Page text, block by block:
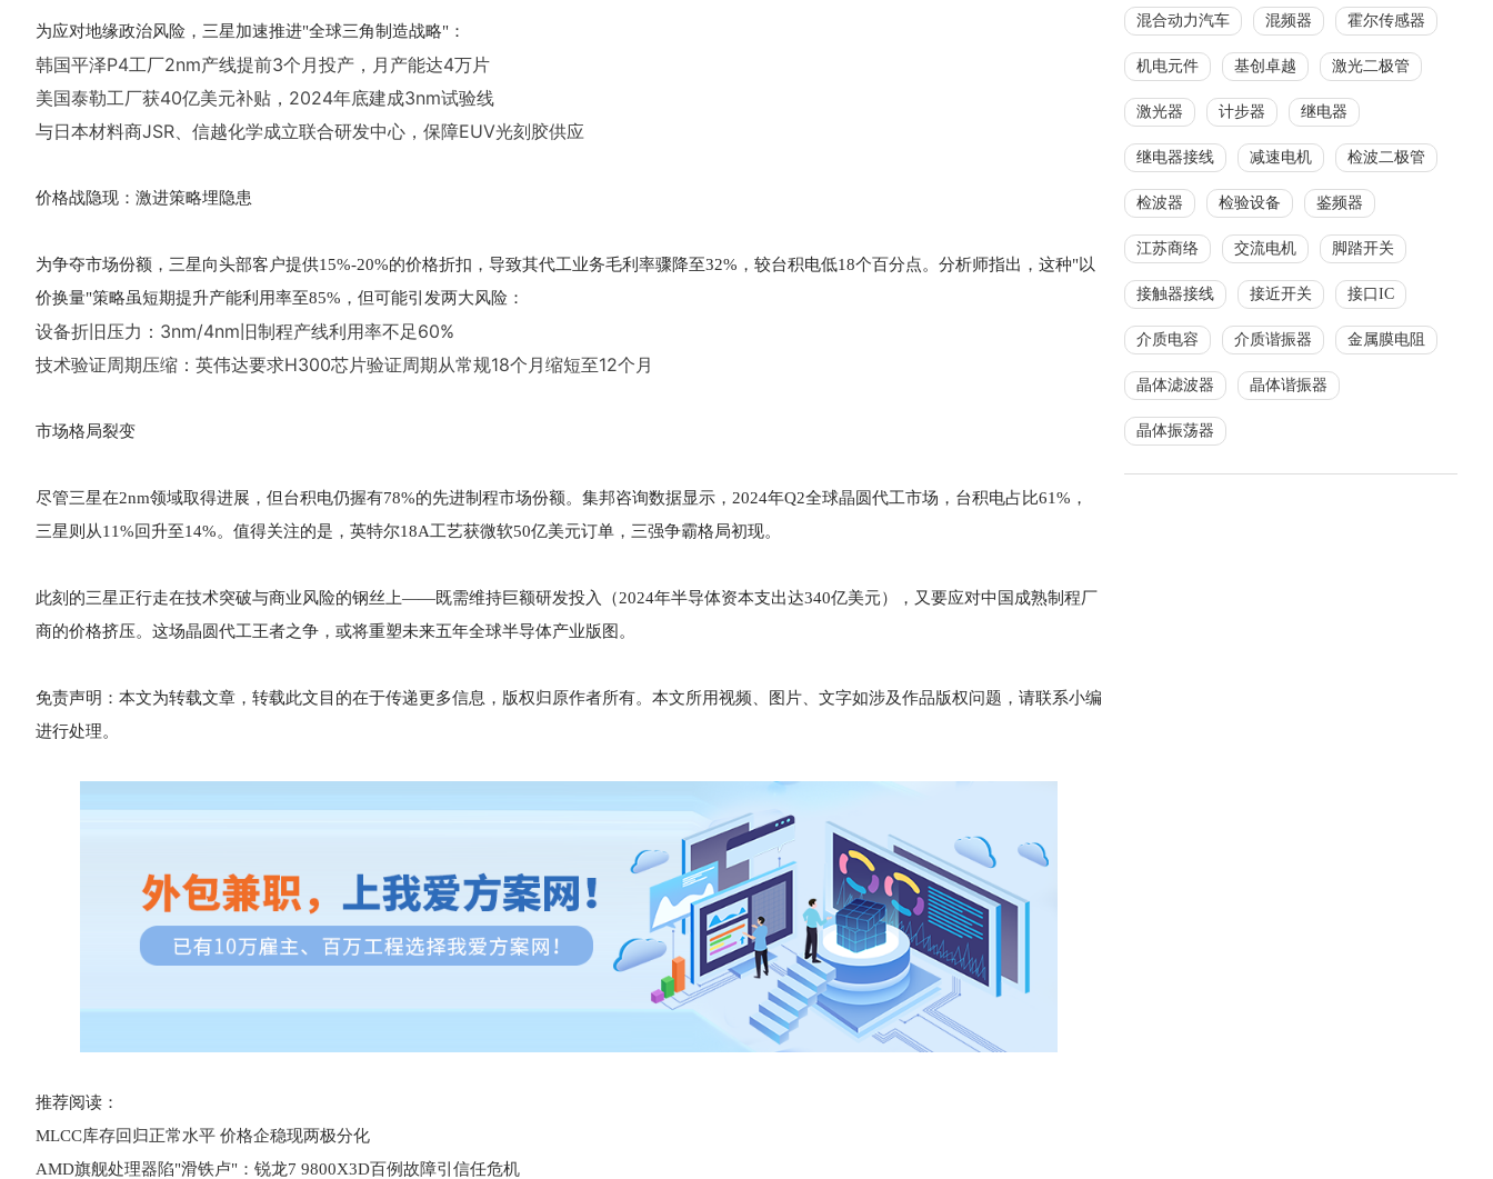
为应对地缘政治风险，三星加速推进"全球三角制造战略"：
韩国平泽P4工厂2nm产线提前3个月投产，月产能达4万片
美国泰勒工厂获40亿美元补贴，2024年底建成3nm试验线
与日本材料商JSR、信越化学成立联合研发中心，保障EUV光刻胶供应
价格战隐现：激进策略埋隐患
为争夺市场份额，三星向头部客户提供15%-20%的价格折扣，导致其代工业务毛利率骤降至32%，较台积电低18个百分点。分析师指出，这种"以
价换量"策略虽短期提升产能利用率至85%，但可能引发两大风险：
设备折旧压力：3nm/4nm旧制程产线利用率不足60%
技术验证周期压缩：英伟达要求H300芯片验证周期从常规18个月缩短至12个月
市场格局裂变
尽管三星在2nm领域取得进展，但台积电仍握有78%的先进制程市场份额。集邦咨询数据显示，2024年Q2全球晶圆代工市场，台积电占比61%，
三星则从11%回升至14%。值得关注的是，英特尔18A工艺获微软50亿美元订单，三强争霸格局初现。
此刻的三星正行走在技术突破与商业风险的钢丝上——既需维持巨额研发投入（2024年半导体资本支出达340亿美元），又要应对中国成熟制程厂
商的价格挤压。这场晶圆代工王者之争，或将重塑未来五年全球半导体产业版图。
免责声明：本文为转载文章，转载此文目的在于传递更多信息，版权归原作者所有。本文所用视频、图片、文字如涉及作品版权问题，请联系小编
进行处理。
推荐阅读：
MLCC库存回归正常水平 价格企稳现两极分化
AMD旗舰处理器陷"滑铁卢"：锐龙7 9800X3D百例故障引信任危机
混合动力汽车 混频器 霍尔传感器
机电元件 基创卓越 激光二极管
激光器 计步器 继电器
继电器接线 减速电机 检波二极管
检波器 检验设备 鉴频器
江苏商络 交流电机 脚踏开关
接触器接线 接近开关 接口IC
介质电容 介质谐振器 金属膜电阻
晶体滤波器 晶体谐振器
晶体振荡器